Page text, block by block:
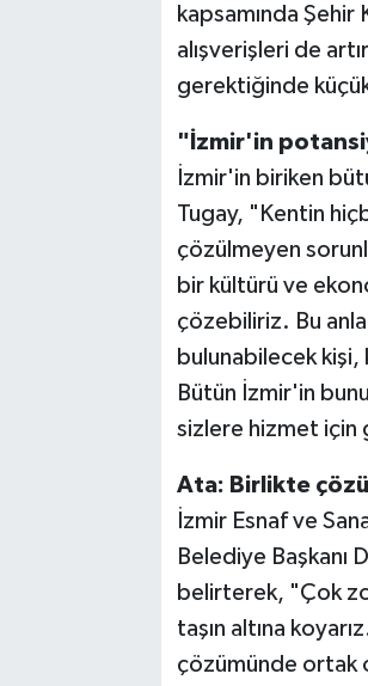
kapsamında
alışverişleri de
gerektiğinde
"İzmir'in
İzmir'in biriken
Tugay, "Kentin
çözülmeyen
bir kültürü ve
çözebiliriz. Bu
bulunabilecek
Bütün İzmir'in
sizlere hizmet için
Ata: Birlikte
İzmir Esnaf ve
Belediye Başkanı
belirterek, "Çok
taşın altına
çözümünde ortak